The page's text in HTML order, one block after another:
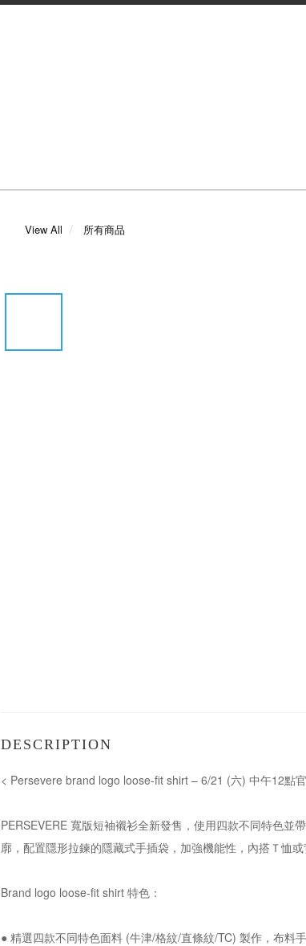
View All 所有商品
DESCRIPTION
< Persevere brand logo loose-fit shirt – 6/21 (六) 中午12點
PERSEVERE 寬版短袖襯衫全新發售，使用四款不同特色並
廓，配置隱形拉鍊的隱藏式手插袋，加強機能性，內搭Ｔ恤
Brand logo loose-fit shirt 特色：
● 精選四款不同特色面料 (牛津/格紋/直條紋/TC) 製作，布料手